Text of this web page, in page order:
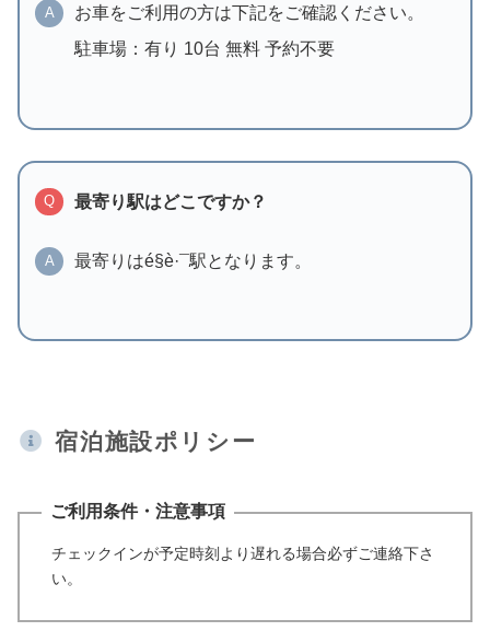
A
お車をご利用の方は下記をご確認ください。
駐車場：有り 10台 無料 予約不要
Q 最寄り駅はどこですか？
A 最寄りはé§è·¯駅となります。
宿泊施設ポリシー
ご利用条件・注意事項
チェックインが予定時刻より遅れる場合必ずご連絡下さ
い。